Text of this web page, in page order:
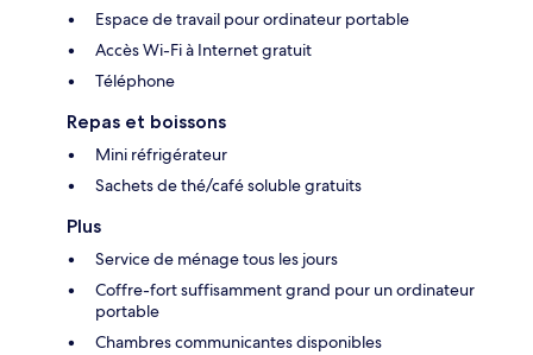
Espace de travail pour ordinateur portable
Accès Wi-Fi à Internet gratuit
Téléphone
Repas et boissons
Mini réfrigérateur
Sachets de thé/café soluble gratuits
Plus
Service de ménage tous les jours
Coffre-fort suffisamment grand pour un ordinateur
portable
Chambres communicantes disponibles